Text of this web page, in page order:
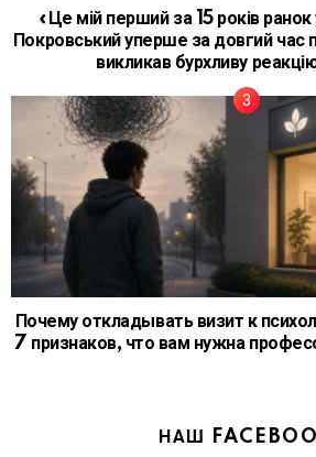
«Це мій перший за 15 років
Покровський уперше за довгий час
викликав бурхливу
Почему откладывать визит к
7 признаков, что вам нужна
НАШ